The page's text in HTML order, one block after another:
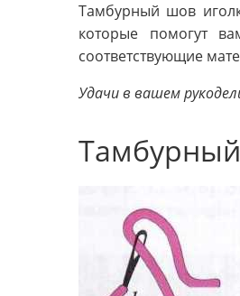
Тамбурный шов
которые помогут
соответствующие
Удачи в вашем